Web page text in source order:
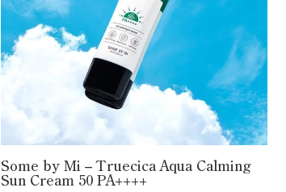
Some by Mi – Truecica Aqua Calming
Sun Cream 50 PA++++